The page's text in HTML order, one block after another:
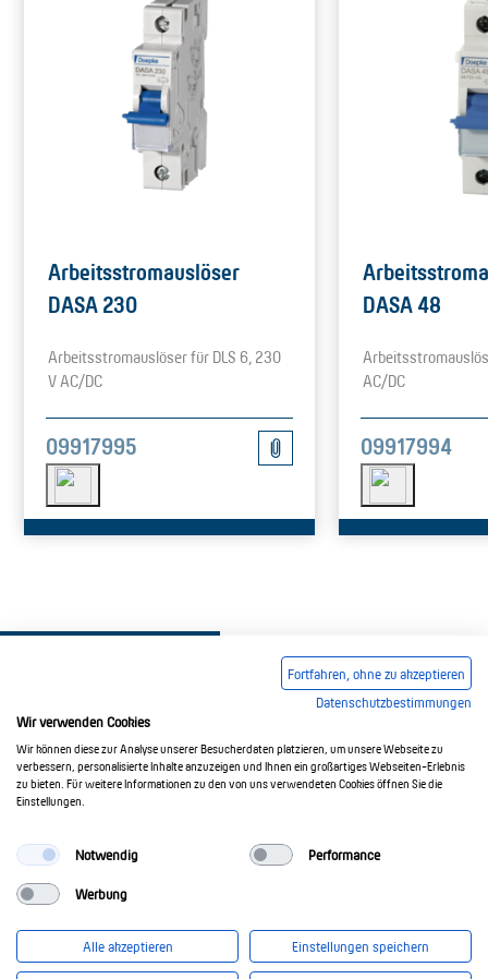
Arbeitsstromauslöser
DASA 230
Arbeitsstromauslöser für DLS 6, 230
V AC/DC
09917995
DASA 48
AC/DC
09917994
Impressum AGB Datenschutzerklärung
© 2017-2026 Doepke Schaltgeräte GmbH
Stellmacherstr. 11
info@doepke.de
Fortfahren, ohne zu akzeptieren
Datenschutzbestimmungen
Wir verwenden Cookies
Wir können diese zur Analyse unserer Besucherdaten platzieren, um unsere Webseite zu
verbessern, personalisierte Inhalte anzuzeigen und Ihnen ein großartiges Webseiten-Erlebnis
zu bieten. Für weitere Informationen zu den von uns verwendeten Cookies öffnen Sie die
Einstellungen.
Notwendig Performance
Werbung
Alle akzeptieren Einstellungen speichern